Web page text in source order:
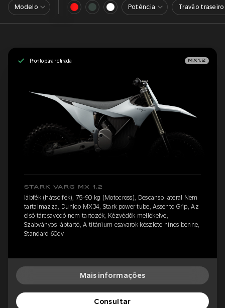
Modelo Potência Travão traseiro
Pronto para retirada MX1.2
STARK VARG MX 1.2
lábfék (hátsó fék), 75-90 kg (Motocross), Descanso lateral Nem
tartalmazza, Dunlop MX34, Stark power tube, Assento Grip, Az
első tárcsavédő nem tartozék, Kézvédők mellékelve,
Szabványos lábtartó, A titánium csavarok készlete nincs benne,
Standard 60cv
Mais informações
Consultar